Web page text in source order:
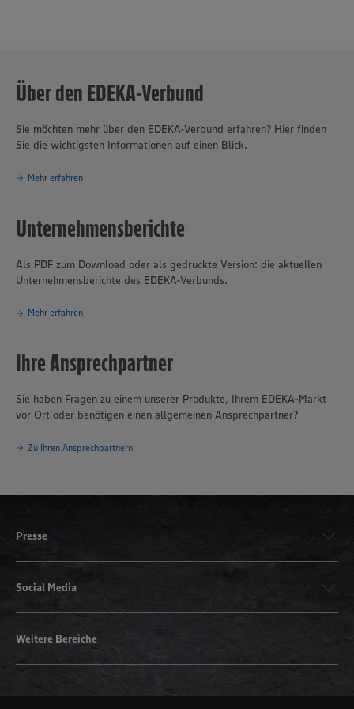
Über den EDEKA-Verbund
Sie möchten mehr über den EDEKA-Verbund erfahren? Hier finden
Sie die wichtigsten Informationen auf einen Blick.
Mehr erfahren
Unternehmensberichte
Als PDF zum Download oder als gedruckte Version: die aktuellen
Unternehmensberichte des EDEKA-Verbunds.
Mehr erfahren
Ihre Ansprechpartner
Sie haben Fragen zu einem unserer Produkte, Ihrem EDEKA-Markt
vor Ort oder benötigen einen allgemeinen Ansprechpartner?
Zu Ihren Ansprechpartnern
Presse
Social Media
Weitere Bereiche